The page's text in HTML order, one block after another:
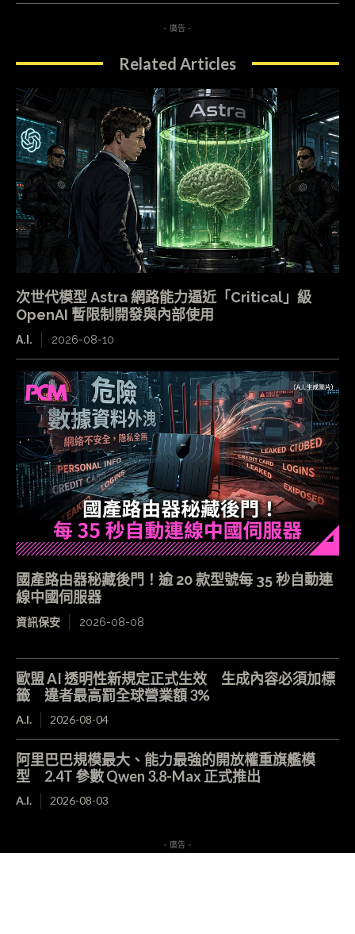
- 廣告 -
Related Articles
次世代模型 Astra 網路能力逼近「Critical」級
OpenAI 暫限制開發與內部使用
A.I. 2026-08-10
國產路由器秘藏後門！逾 20 款型號每 35 秒自動連
線中國伺服器
資訊保安 2026-08-08
歐盟 AI 透明性新規定正式生效 生成內容必須加標
籤 違者最高罰全球營業額 3%
A.I. 2026-08-04
阿里巴巴規模最大、能力最強的開放權重旗艦模
型 2.4T 參數 Qwen 3.8-Max 正式推出
A.I. 2026-08-03
- 廣告 -